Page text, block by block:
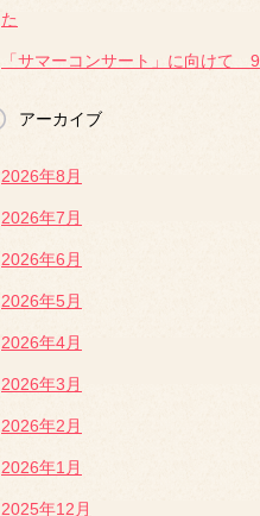
た
「サマーコンサート」に向けて 9
アーカイブ
2026年8月
2026年7月
2026年6月
2026年5月
2026年4月
2026年3月
2026年2月
2026年1月
2025年12月